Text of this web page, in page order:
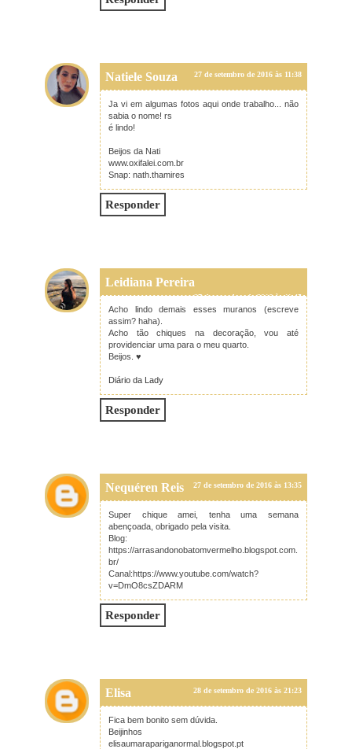
Natiele Souza 27 de setembro de 2016 às 11:38
Ja vi em algumas fotos aqui onde trabalho... não
sabia o nome! rs
é lindo!
Beijos da Nati
www.oxifalei.com.br
Snap: nath.thamires
Responder
Leidiana Pereira
27 de setembro de 2016 às 11:45
Acho lindo demais esses muranos (escreve
assim? haha).
Acho tão chiques na decoração, vou até
providenciar uma para o meu quarto.
Beijos. ♥
Diário da Lady
Responder
Nequéren Reis 27 de setembro de 2016 às 13:35
Super chique amei, tenha uma semana
abençoada, obrigado pela visita.
Blog:
https://arrasandonobatomvermelho.blogspot.com.
br/
Canal:https://www.youtube.com/watch?
v=DmO8csZDARM
Responder
Elisa 28 de setembro de 2016 às 21:23
Fica bem bonito sem dúvida.
Beijinhos
elisaumarapariganormal.blogspot.pt